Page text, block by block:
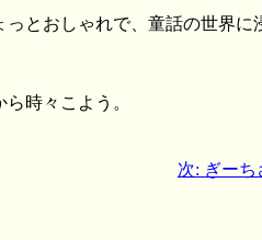
とおしゃれで、童話の世界に
時々こよう。
次: ぎーち